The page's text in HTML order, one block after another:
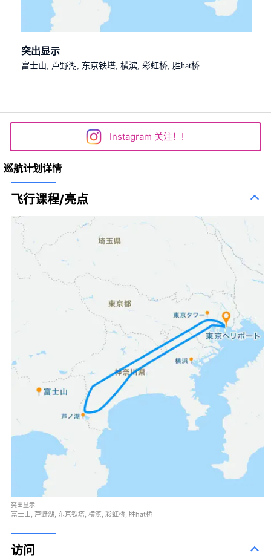
突出显示
富士山, 芦野湖, 东京铁塔, 横滨, 彩虹桥, 胜hat桥
Instagram 关注！!
巡航计划详情
飞行课程/亮点
突出显示
富士山, 芦野湖, 东京铁塔, 横滨, 彩虹桥, 胜hat桥
访问